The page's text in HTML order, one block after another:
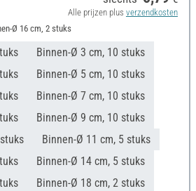
Alle prijzen plus verzendkosten
Ø 16 cm, 2 stuks
Binnen-Ø 3 cm, 10 stuks
Binnen-Ø 5 cm, 10 stuks
Binnen-Ø 7 cm, 10 stuks
Binnen-Ø 9 cm, 10 stuks
Binnen-Ø 11 cm, 5 stuks
Binnen-Ø 14 cm, 5 stuks
Binnen-Ø 18 cm, 2 stuks